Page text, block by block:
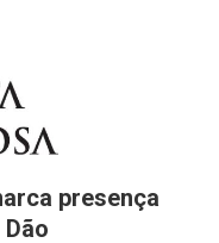
presença